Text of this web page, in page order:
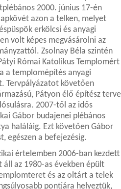
2000. június 17-én
azon a telken, melyet
erkölcsi és anyagi
volt képes megvásárolni az
Zsolnay Béla szintén
Római Katolikus Templomért
a templomépítés anyagi
Tervpályázatot követően
Pátyon élő építész terve
2007-től az idős
Gábor budajenei plébános
haláláig. Ezt követően Gábor
egészen a befejezésig.
értelemben 2006-ban kezdett
az 1980-as években épült
és az oltárt a telek
pontjára helyeztük,